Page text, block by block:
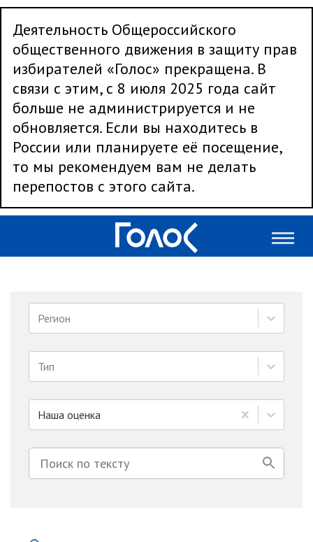
Деятельность Общероссийского
общественного движения в защиту прав
избирателей «Голос» прекращена. В
связи с этим, с 8 июля 2025 года сайт
больше не администрируется и не
обновляется. Если вы находитесь в
России или планируете её посещение,
то мы рекомендуем вам не делать
перепостов с этого сайта.
Регион
Тип
Наша оценка